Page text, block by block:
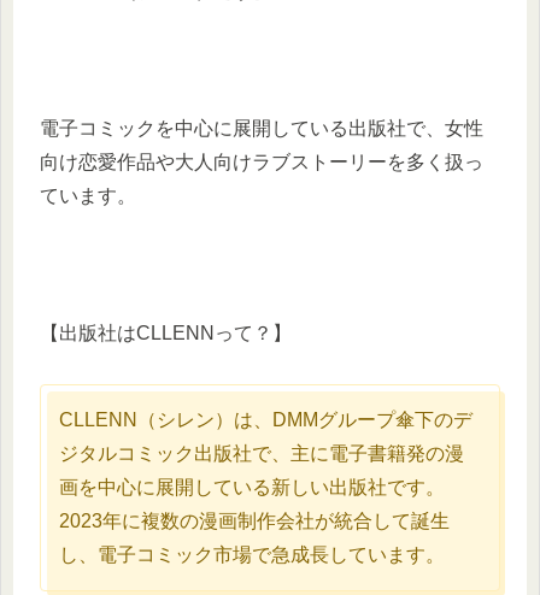
電子コミックを中心に展開している出版社で、女性
向け恋愛作品や大人向けラブストーリーを多く扱っ
ています。
【出版社はCLLENNって？】
CLLENN（シレン）は、DMMグループ傘下のデ
ジタルコミック出版社で、主に電子書籍発の漫
画を中心に展開している新しい出版社です。
2023年に複数の漫画制作会社が統合して誕生
し、電子コミック市場で急成長しています。